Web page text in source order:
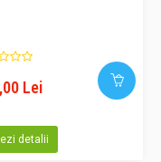
Lei
detalii